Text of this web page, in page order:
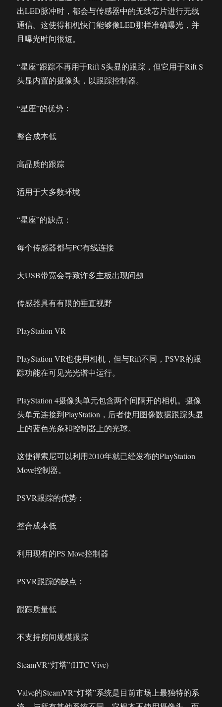
出LED脉冲时，都会与传感器中的无线芯片进行无线
通信。这使得相机快门能够像LED那样准确曝光，并
且曝光时间很短。
“星座”跟踪不再用于Rift S头显的跟踪，但它用于Rift S
头显内置的摄像头，以跟踪控制器。
“星座”的优势：
整合成本低
高品质的跟踪
适用于大多数环境
“星座”的缺点：
每个传感器都与PC有线连接
大USB带宽会导致许多主板出现问题
传感器具有有限的垂直视野
PlayStation VR
PlayStation VR也使用相机，但与Rift不同，PSVR的跟
踪功能在可见光光谱中运行。
PlayStation 4摄像头单元包含两个间隔开的相机。摄像
头单元连接到PlayStation，后者使用图像数据跟踪头显
上的蓝色光条和控制器上的光球。
这使得索尼可以利用2010年就已经发布的PlayStation
Move控制器。
PSVR跟踪的优势：
整合成本低
利用现有的PS Move控制器
PSVR跟踪的缺点：
跟踪质量低
不支持房间规模跟踪
SteamVR“灯塔”(HTC Vive)
Valve的SteamVR“灯塔”系统是目前市场上最独特的系